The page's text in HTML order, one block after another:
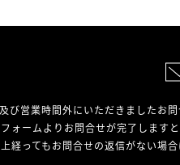
び営業時間外にいただきましたお
ォームよりお問合せが完了します
経ってもお問合せの返信がない場